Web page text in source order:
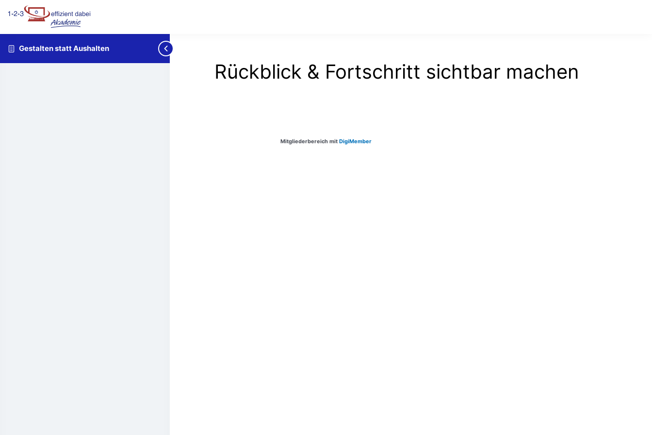
Gestalten statt Aushalten
Rückblick & Fortschritt sichtbar machen
Mitgliederbereich mit DigiMember